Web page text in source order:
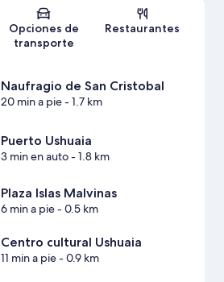
Mapa
Opciones de
transporte
Restaurantes
Naufragio de San Cristobal
20 min a pie- 1.7 km
Puerto Ushuaia
3 min en auto- 1.8 km
Plaza Islas Malvinas
6 min a pie- 0.5 km
Centro cultural Ushuaia
11 min a pie- 0.9 km